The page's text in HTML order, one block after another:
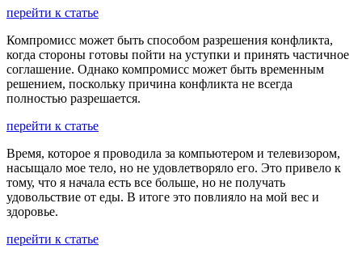
перейти к статье
Компромисс может быть способом разрешения конфликта,
когда стороны готовы пойти на уступки и принять частичное
соглашение. Однако компромисс может быть временным
решением, поскольку причина конфликта не всегда
полностью разрешается.
перейти к статье
Время, которое я проводила за компьютером и телевизором,
насыщало мое тело, но не удовлетворяло его. Это привело к
тому, что я начала есть все больше, но не получать
удовольствие от еды. В итоге это повлияло на мой вес и
здоровье.
перейти к статье